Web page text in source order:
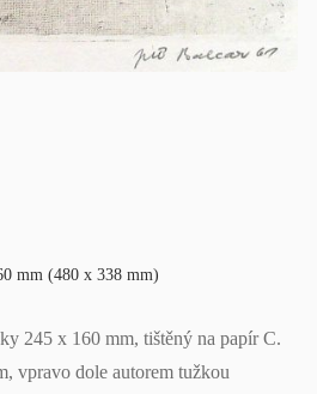
mm (480 x 338 mm)
245 x 160 mm, tištěný na papír C.
vpravo dole autorem tužkou